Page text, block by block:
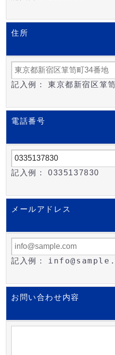
住所
記入例： 東京都新宿区
電話番号
記入例： 0335137830
メールアドレス
記入例：
お問い合わせ内容